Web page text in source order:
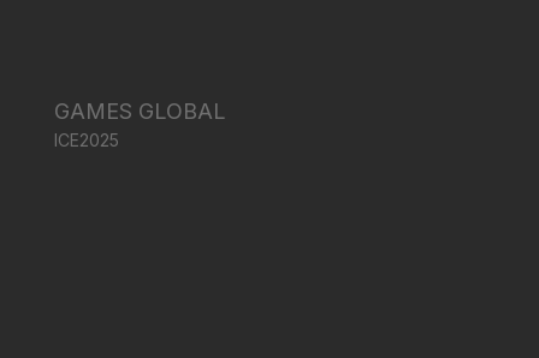
GAMES GLOBAL
ICE2025